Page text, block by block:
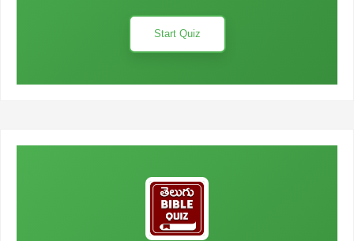
Start Quiz